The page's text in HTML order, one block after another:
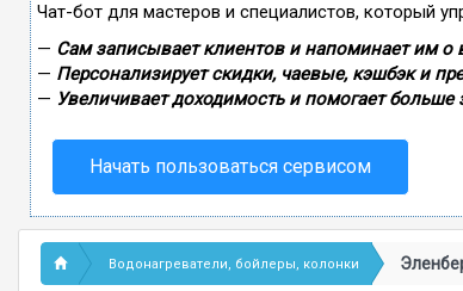
Чат-бот для мастеров и специалистов, который
— Сам записывает клиентов и напоминает им о
— Персонализирует скидки, чаевые, кэшбэк и
— Увеличивает доходимость и помогает больше
Начать пользоваться сервисом
Водонагреватели, бойлеры, колонки